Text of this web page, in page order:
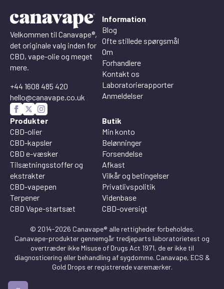
Velkommen til Canavape®,
det originale valg inden for
CBD, vape-olie og meget
mere.
+44 1608 485 420
hello@canavape.co.uk
Information
Blog
Ofte stillede spørgsmål
Om
Forhandlere
Kontakt os
Laboratorierapporter
Anmeldelser
Produkter
CBD-olier
CBD-kapsler
CBD e-væsker
Tilsætningsstoffer og
ekstrakter
CBD-vapepen
Terpener
CBD Vape-startsæt
Butik
Min konto
Belønninger
Forsendelse
Afkast
Vilkår og betingelser
Privatlivspolitik
Videnbase
CBD-oversigt
© 2014-2026 Canavape® alle rettigheder forbeholdes.
Canavape-produkter gennemgår tredjeparts laboratorietest og
overtræder ikke Misuse of Drugs Act 1971, de er ikke til
diagnosticering eller behandling af sygdomme. Canavape, ECS &
Gold Drops er registrerede varemærker.